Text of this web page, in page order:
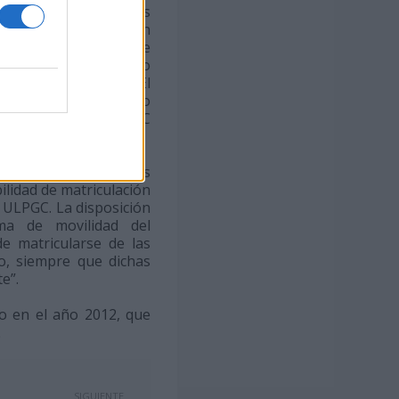
de Consejos
de la Comisión
que recoge
sistema universitario
de todo el país. El
meses de mayo
Social de la ULPGC
Expertos”.
una disposición a las
de matriculación
La disposición
de movilidad del
matricularse de las
siempre que dichas
en el año 2012, que
SIGUIENTE